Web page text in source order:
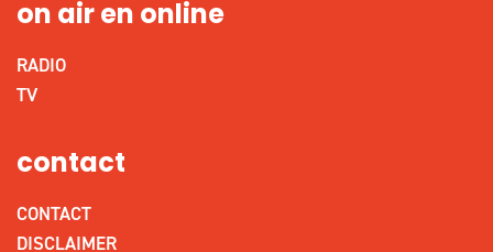
on air en online
RADIO
TV
contact
CONTACT
DISCLAIMER